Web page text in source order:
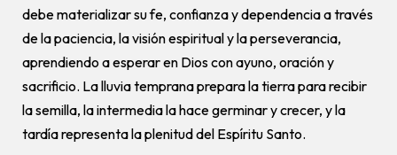
debe materializar su fe, confianza y dependencia a través
de la paciencia, la visión espiritual y la perseverancia,
aprendiendo a esperar en Dios con ayuno, oración y
sacrificio. La lluvia temprana prepara la tierra para recibir
la semilla, la intermedia la hace germinar y crecer, y la
tardía representa la plenitud del Espíritu Santo.